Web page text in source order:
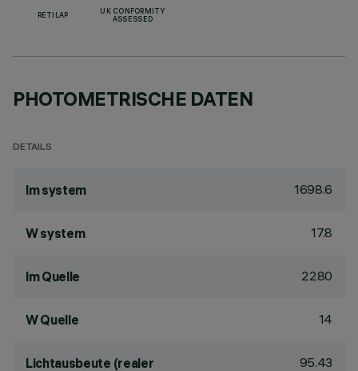
RETILAP
UK CONFORMITY
ASSESSED
PHOTOMETRISCHE DATEN
DETAILS
lm system 1698.6
W system 17.8
lm Quelle 2280
W Quelle 14
Lichtausbeute (realer 95.43